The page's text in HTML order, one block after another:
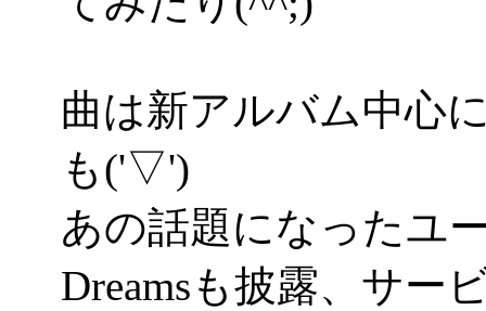
曲は新アルバム中心
も('▽')
あの話題になったユ
Dreamsも披露、サー